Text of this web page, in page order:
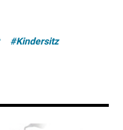
#Kindersitz